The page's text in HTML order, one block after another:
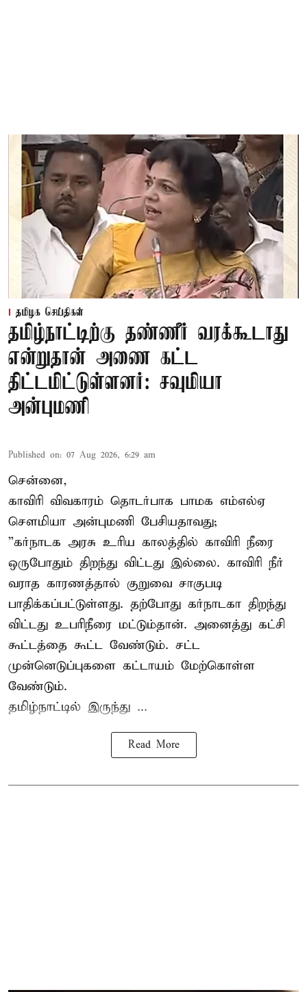
தமிழக செய்திகள்
தமிழ்நாட்டிற்கு தண்ணீர் வரக்கூடாது
என்றுதான் அணை கட்ட
திட்டமிட்டுள்ளனர்: சவுமியா
அன்புமணி
Published on: 07 Aug 2026, 6:29 am
சென்னை,
காவிரி விவகாரம் தொடர்பாக பாமக எம்எல்ஏ
சௌமியா அன்புமணி பேசியதாவது;
”கர்நாடக அரசு உரிய காலத்தில் காவிரி நீரை
ஒருபோதும் திறந்து விட்டது இல்லை. காவிரி நீர்
வராத காரணத்தால் குறுவை சாகுபடி
பாதிக்கப்பட்டுள்ளது. தற்போது கர்நாடகா திறந்து
விட்டது உபரிநீரை மட்டும்தான். அனைத்து கட்சி
கூட்டத்தை கூட்ட வேண்டும். சட்ட
முன்னெடுப்புகளை கட்டாயம் மேற்கொள்ள
வேண்டும்.
தமிழ்நாட்டில் இருந்து ...
Read More